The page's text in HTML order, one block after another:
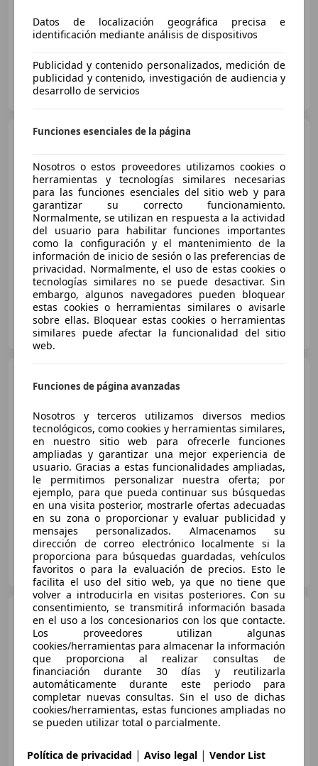
FLEXICAR ALICANTE.
ES-03007 ALICANTE
Hyundai i10
€ 9.790
Buenprecio
12/2023 77.265 km Gasolina 49 kW (67 CV)
GRUPO FLEXICAR VALENCIA.
ES-46980 PATERNA
€ 6.790
Súperoferta
02/2018 79.678 km Gasolina 49 kW (67 CV)
GRUPO FLEXICAR SEVILLA.
ES-41007 SEVILLA
Hyundai i101.0 Go Plus
€ 6.790
Súper oferta
02/2018 79.678 km Gasolina 49 kW (67 CV)
Datos de localización geográfica precisa e
identificación mediante análisis de dispositivos
Publicidad y contenido personalizados, medición de
publicidad y contenido, investigación de audiencia y
desarrollo de servicios
Funciones esenciales de la página
Nosotros o estos proveedores utilizamos cookies o
herramientas y tecnologías similares necesarias
para las funciones esenciales del sitio web y para
garantizar su correcto funcionamiento.
Normalmente, se utilizan en respuesta a la actividad
del usuario para habilitar funciones importantes
como la configuración y el mantenimiento de la
información de inicio de sesión o las preferencias de
privacidad. Normalmente, el uso de estas cookies o
tecnologías similares no se puede desactivar. Sin
embargo, algunos navegadores pueden bloquear
estas cookies o herramientas similares o avisarle
sobre ellas. Bloquear estas cookies o herramientas
similares puede afectar la funcionalidad del sitio
web.
Funciones de página avanzadas
Nosotros y terceros utilizamos diversos medios
tecnológicos, como cookies y herramientas similares,
en nuestro sitio web para ofrecerle funciones
ampliadas y garantizar una mejor experiencia de
usuario. Gracias a estas funcionalidades ampliadas,
le permitimos personalizar nuestra oferta; por
ejemplo, para que pueda continuar sus búsquedas
en una visita posterior, mostrarle ofertas adecuadas
en su zona o proporcionar y evaluar publicidad y
mensajes personalizados. Almacenamos su
dirección de correo electrónico localmente si la
proporciona para búsquedas guardadas, vehículos
favoritos o para la evaluación de precios. Esto le
facilita el uso del sitio web, ya que no tiene que
volver a introducirla en visitas posteriores. Con su
consentimiento, se transmitirá información basada
en el uso a los concesionarios con los que contacte.
Los proveedores utilizan algunas
cookies/herramientas para almacenar la información
que proporciona al realizar consultas de
financiación durante 30 días y reutilizarla
automáticamente durante este periodo para
completar nuevas consultas. Sin el uso de dichas
cookies/herramientas, estas funciones ampliadas no
se pueden utilizar total o parcialmente.
Política de privacidad | Aviso legal | Vendor List